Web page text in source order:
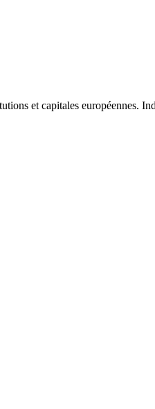
et capitales européennes.